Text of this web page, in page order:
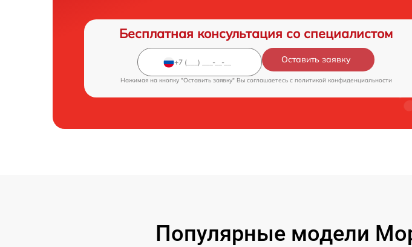
Бесплатная консультация со специалистом
Оставить заявку
Нажимая на кнопку "Оставить заявку" Вы соглашаетесь c политикой конфиденциальности
Популярные модели